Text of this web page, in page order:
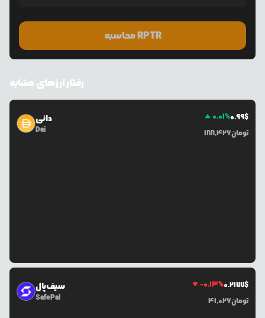
محاسبه RPTR
رفتار ارزهای مشابه
دائی
Dai
0.01%0.99$
188,426تومان
سیف‌پال
SafePal
-0.13%0.2177$
41,026تومان